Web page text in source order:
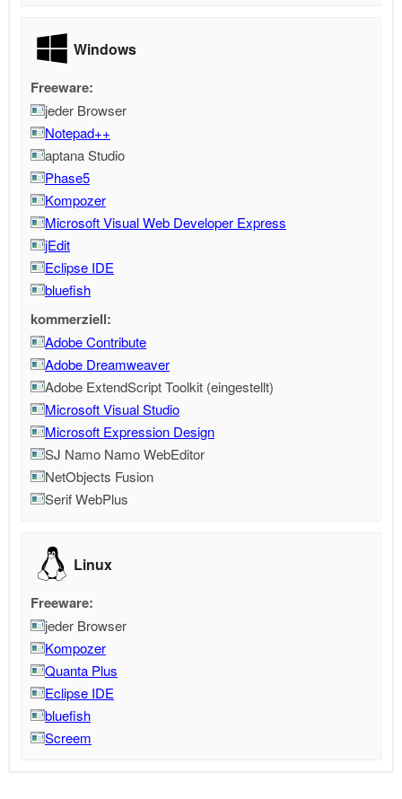
Windows
Freeware:
jeder Browser
Notepad++
aptana Studio
Phase5
Kompozer
Microsoft Visual Web Developer Express
jEdit
Eclipse IDE
bluefish
kommerziell:
Adobe Contribute
Adobe Dreamweaver
Adobe ExtendScript Toolkit (eingestellt)
Microsoft Visual Studio
Microsoft Expression Design
SJ Namo Namo WebEditor
NetObjects Fusion
Serif WebPlus
Linux
Freeware:
jeder Browser
Kompozer
Quanta Plus
Eclipse IDE
bluefish
Screem